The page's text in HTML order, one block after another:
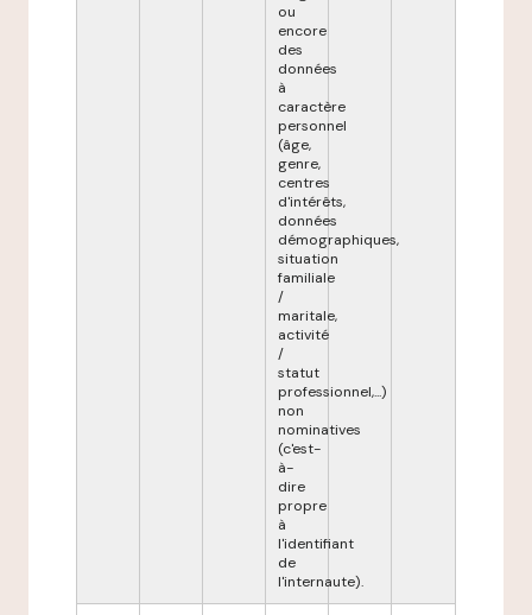
ou
encore
des
données
à
caractère
personnel
(âge,
genre,
centres
d'intérêts,
données
démographiques,
situation
familiale
/
maritale,
activité
/
statut
professionnel,...)
non
nominatives
(c'est-
à-
dire
propre
à
l'identifiant
de
l'internaute).